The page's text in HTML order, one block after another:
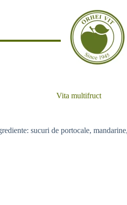
Vita multifruct
sucuri de portocale,